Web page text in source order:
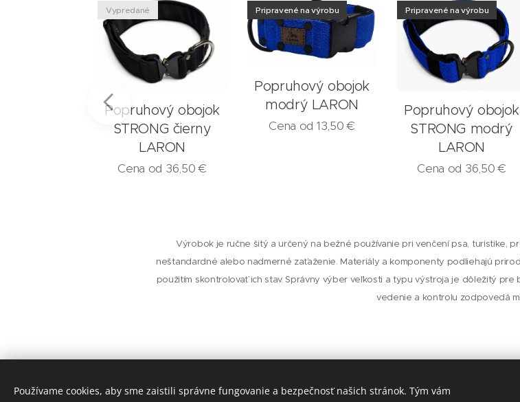
Popruhový obojok
STRONG čierny
LARON
Vypredané
Cena od 36,50€
Popruhový obojok
modrý LARON
Pripravené na výrobu
Cena od 13,50€
Popruhový obojok
STRONG modrý
LARON
Pripravené na výrobu
Cena od 36,50€
Výrobok je ručne šitý a určený na bežné používanie pri venčení psa, turistike,
neštandardné alebo nadmerné zaťaženie. Materiály a komponenty podliehajú
použitím skontrolovať ich stav. Správny výber veľkosti a typu výstroja je dôležitý
vedenie a kontrolu zodpovedá
© 2026Laron.sk, všetky práva
Používame cookies, aby sme zaistili správne fungovanie a bezpečnosť našich stránok. Tým vám